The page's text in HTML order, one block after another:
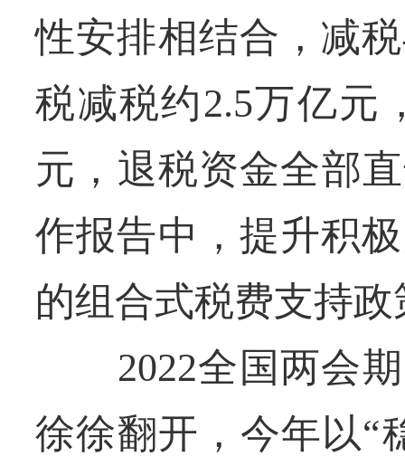
性安排相结合，减
税减税约2.5万亿元
元，退税资金全部
作报告中，提升积
的组合式税费支持
2022全国两会期
徐徐翻开，今年以“